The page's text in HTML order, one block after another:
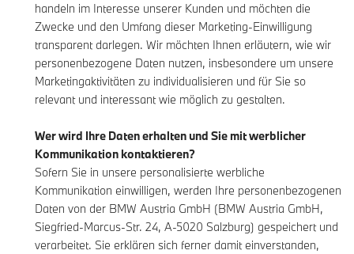
handeln im Interesse unserer Kunden und möchten die
Zwecke und den Umfang dieser Marketing-Einwilligung
transparent darlegen. Wir möchten Ihnen erläutern, wie wir
personenbezogene Daten nutzen, insbesondere um unsere
Marketingaktivitäten zu individualisieren und für Sie so
relevant und interessant wie möglich zu gestalten.
Wer wird Ihre Daten erhalten und Sie mit werblicher
Kommunikation kontaktieren?
Sofern Sie in unsere personalisierte werbliche
Kommunikation einwilligen, werden Ihre personenbezogenen
Daten von der BMW Austria GmbH (BMW Austria GmbH,
Siegfried-Marcus-Str. 24, A-5020 Salzburg) gespeichert und
verarbeitet. Sie erklären sich ferner damit einverstanden,